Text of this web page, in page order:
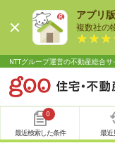
アプリ
複数社の
NTTグループ運営の不動産総合
0
最近検索した条件 最近